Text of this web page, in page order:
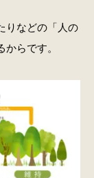
りなどの「人の
らです。